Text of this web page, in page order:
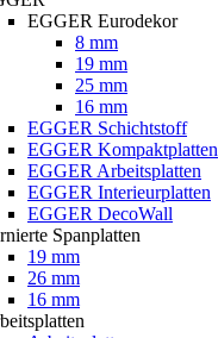
EGGER Eurodekor
8 mm
19 mm
25 mm
16 mm
EGGER Schichtstoff
EGGER Kompaktplatten
EGGER Arbeitsplatten
EGGER Interieurplatten
EGGER DecoWall
Spanplatten
19 mm
26 mm
16 mm